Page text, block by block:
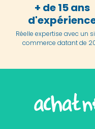
+ de 15 ans
Réelle expertise avec un
commerce datant de